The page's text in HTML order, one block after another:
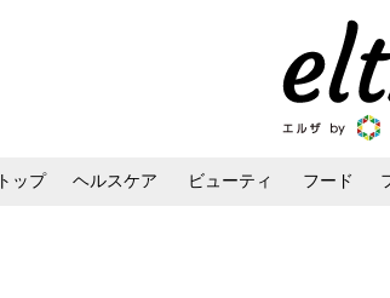
トップ ヘルスケア ビューティ フード